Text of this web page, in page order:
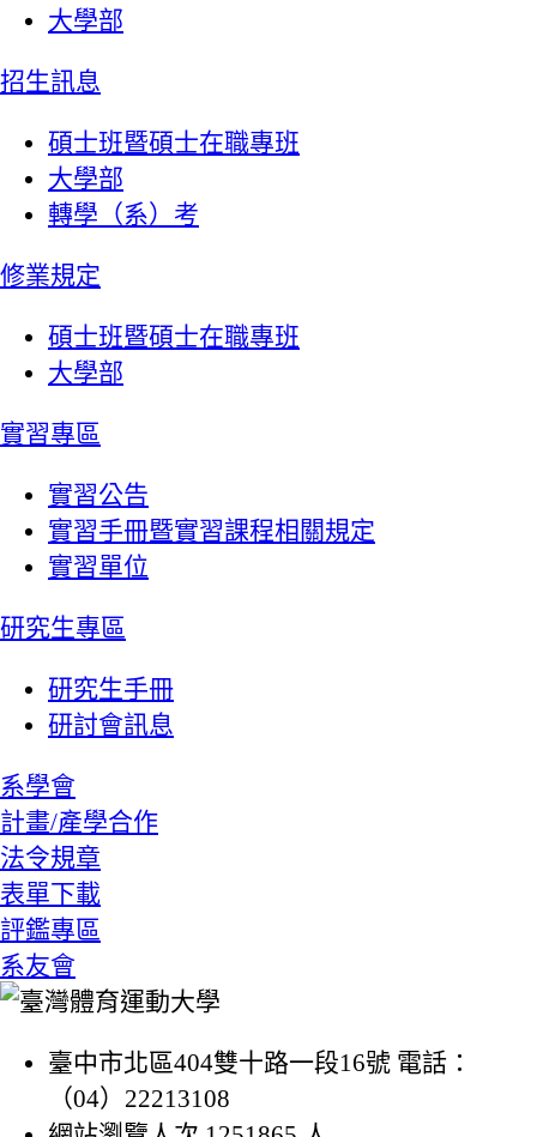
大學部
招生訊息
碩士班暨碩士在職專班
大學部
轉學（系）考
修業規定
碩士班暨碩士在職專班
大學部
實習專區
實習公告
實習手冊暨實習課程相關規定
實習單位
研究生專區
研究生手冊
研討會訊息
系學會
計畫/產學合作
法令規章
表單下載
評鑑專區
系友會
臺中市北區404雙十路一段16號 電話：
（04）22213108